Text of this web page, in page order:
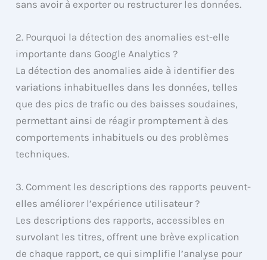
sans avoir à exporter ou restructurer les données.
2. Pourquoi la détection des anomalies est-elle
importante dans Google Analytics ?
La détection des anomalies aide à identifier des
variations inhabituelles dans les données, telles
que des pics de trafic ou des baisses soudaines,
permettant ainsi de réagir promptement à des
comportements inhabituels ou des problèmes
techniques.
3. Comment les descriptions des rapports peuvent-
elles améliorer l’expérience utilisateur ?
Les descriptions des rapports, accessibles en
survolant les titres, offrent une brève explication
de chaque rapport, ce qui simplifie l’analyse pour